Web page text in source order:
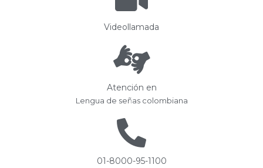
Videollamada
Atención en
Lengua de señas colombiana
01-8000-95-1100